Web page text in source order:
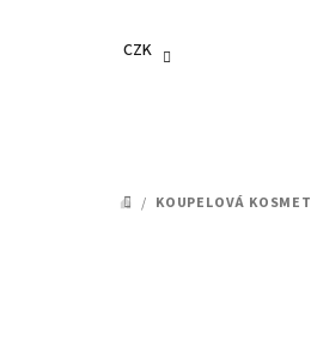
CZK
DOMŮ
/ KOUPELOVÁ